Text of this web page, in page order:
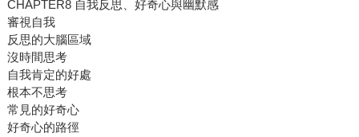
CHAPTER8 自我反思、好奇心與幽默感
審視自我
反思的大腦區域
沒時間思考
自我肯定的好處
根本不思考
常見的好奇心
好奇心的路徑